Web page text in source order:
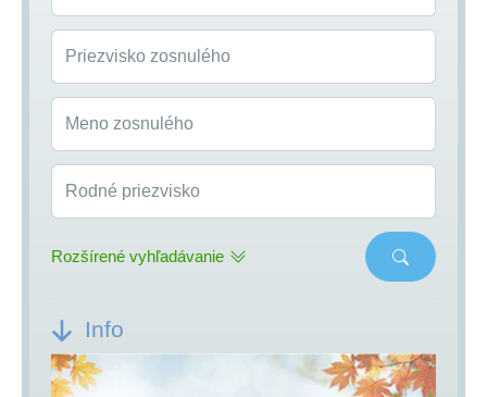
Priezvisko zosnulého
Meno zosnulého
Rodné priezvisko
Rozšírené vyhľadávanie
Info